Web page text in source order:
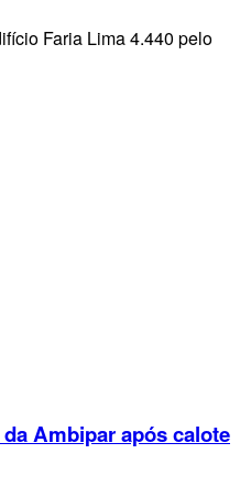
Faria Lima 4.440 pelo
Ambipar após calote